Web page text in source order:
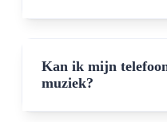
Kan ik mijn
muziek?